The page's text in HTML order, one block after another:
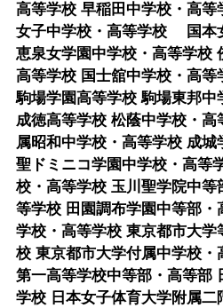
高等学校 早稲田中学校・高等
女子中学校・高等学校 国本
恵泉女学園中学校・高等学校
高等学校 国士舘中学校・高
駒場学園高等学校 駒場東邦
成徳高等学校 松蔭中学校・
属昭和中学校・高等学校 成
聖ドミニコ学園中学校・高等
校・高等学校 玉川聖学院中
等学校 田園調布学園中等部・
学校・高等学校 東京都市大学
校 東京都市大学付属中学校
第一高等学校中等部・高等部
学校 日本女子体育大学附属